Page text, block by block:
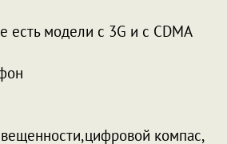
модели с 3G и с CDMA
компас,